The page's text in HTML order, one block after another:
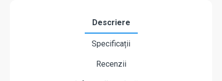
Descriere
Specificații
Recenzii